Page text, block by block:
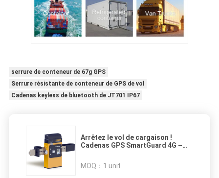
serrure de conteneur de 67g GPS
Serrure résistante de conteneur de GPS de vol
Cadenas keyless de bluetooth de JT701 IP67
Arrêtez le vol de cargaison !
Cadenas GPS SmartGuard 4G –
MOQ： 1 unit